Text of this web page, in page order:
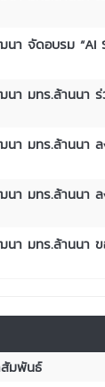
า จัดอบรม “AI
า มทร.ล้านนา
า มทร.ล้านนา
า มทร.ล้านนา
า มทร.ล้านนา
สัมพันธ์